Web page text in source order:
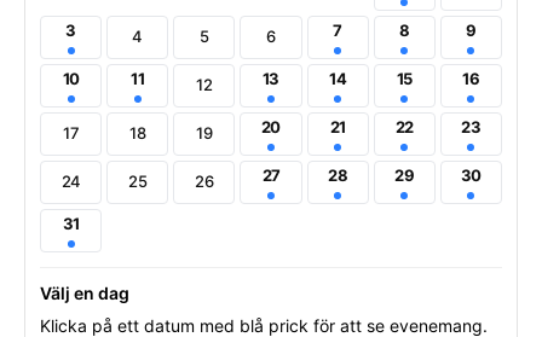
3 4 5 6 7 8 9
10 11 12 13 14 15 16
17 18 19 20 21 22 23
24 25 26 27 28 29 30
31
Välj en dag
Klicka på ett datum med blå prick för att se evenemang.